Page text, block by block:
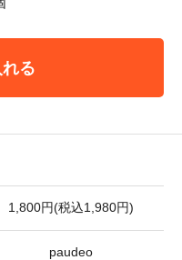
る
1,800円(税込1,980円)
paudeo